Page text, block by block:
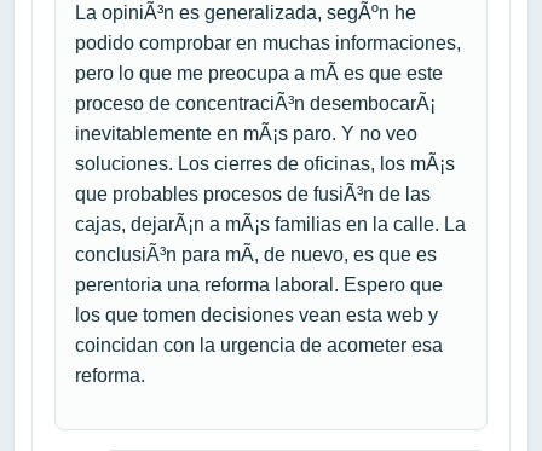
La opiniÃ³n es generalizada, segÃºn he
podido comprobar en muchas informaciones,
pero lo que me preocupa a mÃ­ es que este
proceso de concentraciÃ³n desembocarÃ¡
inevitablemente en mÃ¡s paro. Y no veo
soluciones. Los cierres de oficinas, los mÃ¡s
que probables procesos de fusiÃ³n de las
cajas, dejarÃ¡n a mÃ¡s familias en la calle. La
conclusiÃ³n para mÃ­, de nuevo, es que es
perentoria una reforma laboral. Espero que
los que tomen decisiones vean esta web y
coincidan con la urgencia de acometer esa
reforma.